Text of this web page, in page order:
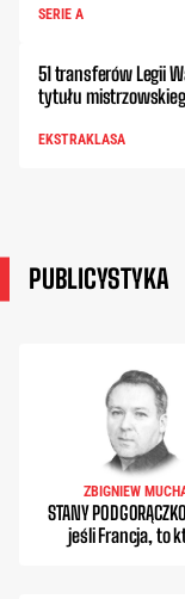
SERIE A
51 transferów Legii
tytułu
EKSTRAKLASA
PUBLICYSTYKA
ZBIGNIEW
STANY
jeśli Francja, to